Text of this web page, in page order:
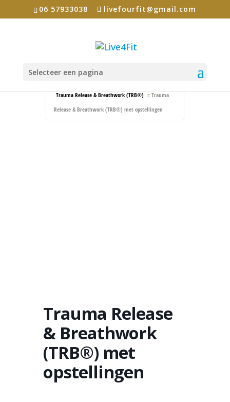
06 57933038 livefourfit@gmail.com
Selecteer een pagina
Trauma Release & Breathwork (TRB®)
Trauma
Release & Breathwork (TRB®) met opstellingen
Trauma Release
& Breathwork
(TRB®) met
opstellingen